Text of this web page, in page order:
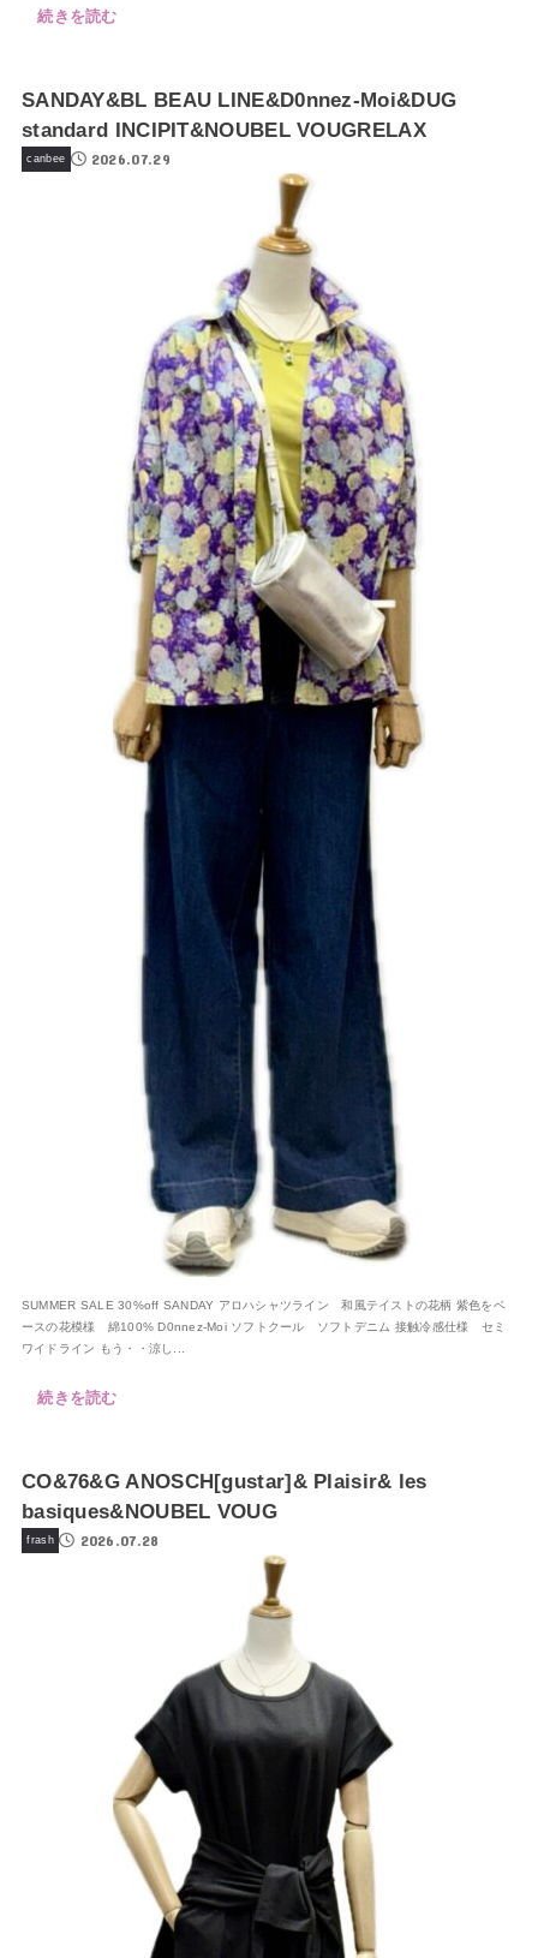
続きを読む
SANDAY&BL BEAU LINE&D0nnez-Moi&DUG
standard INCIPIT&NOUBEL VOUGRELAX
canbee 2026.07.29
SUMMER SALE 30%off SANDAY アロハシャツライン 和風テイストの花柄 紫色をベ
ースの花模様 綿100% D0nnez-Moi ソフトクール ソフトデニム 接触冷感仕様 セミ
ワイドライン もう・・涼し...
続きを読む
CO&76&G ANOSCH[gustar]& Plaisir& les
basiques&NOUBEL VOUG
frash 2026.07.28